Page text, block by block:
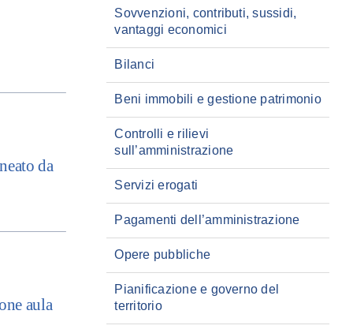
da
aula
Sovvenzioni, contributi, sussidi,
vantaggi economici
Bilanci
Beni immobili e gestione patrimonio
Controlli e rilievi
sull’amministrazione
Servizi erogati
Pagamenti dell’amministrazione
Opere pubbliche
Pianificazione e governo del
territorio